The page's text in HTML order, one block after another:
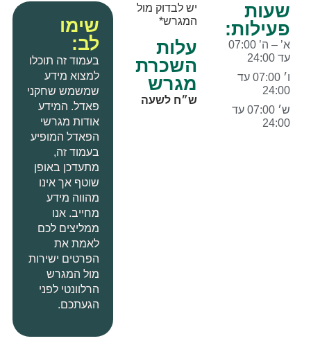
שעות
פעילות:
א’ – ה’ 07:00
עד 24:00
ו׳ 07:00 עד
24:00
ש׳ 07:00 עד
24:00
יש לבדוק מול
המגרש*
עלות
השכרת
מגרש
ש״ח לשעה
שימו
לב:
בעמוד זה תוכלו
למצוא מידע
שמשמש שחקני
פאדל. המידע
אודות מגרשי
הפאדל המופיע
בעמוד זה,
מתעדכן באופן
שוטף אך אינו
מהווה מידע
מחייב.אנו
ממליצים לכם
לאמת את
הפרטים ישירות
מול המגרש
הרלוונטי לפני
הגעתכם.